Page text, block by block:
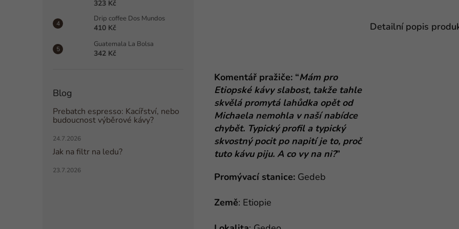
323 Kč
Drip coffee Dos Mundos
410 Kč
Guatemala La Bolsa
342 Kč
Blog
Prebatch espresso: Kacířství, nebo
budoucnost výběrové kávy?
24.7.2026
Jak na filtr na ledu?
23.7.2026
Detailní popis
Komentář pražiče: “Mám pro
Etiopské kávy slabost, takže tahle
skvělá promytá lahůdka opět od
Michaela nemohla v naší nabídce
chybět. Typický profil a typický
skvostný pocit po napití je to, proč
tuto kávu piju. A co vy na ni?”
Promývací stanice: Gedeb
Země: Etiopie